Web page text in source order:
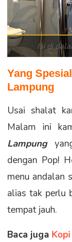
Isi di
Yang
Lampung
Usai shalat
Malam ini
Lampung
dengan Pop!
menu andalan
alias tak perlu
tempat jauh.
Baca juga